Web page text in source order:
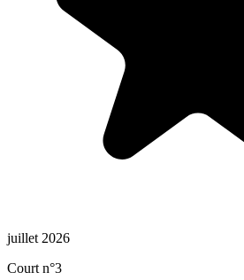
juillet 2026
Court n°3